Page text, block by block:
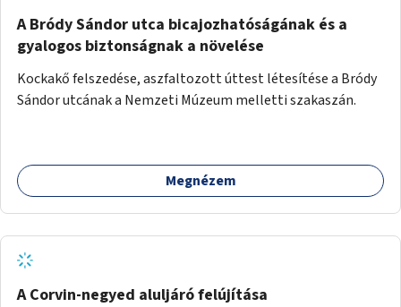
A Bródy Sándor utca bicajozhatóságának és a
gyalogos biztonságnak a növelése
Kockakő felszedése, aszfaltozott úttest létesítése a Bródy
Sándor utcának a Nemzeti Múzeum melletti szakaszán.
Megnézem
A Corvin-negyed aluljáró felújítása